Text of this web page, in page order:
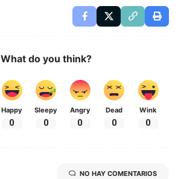
What do you think?
Happy
0
Sleepy
0
Angry
0
Dead
0
Wink
0
NO HAY COMENTARIOS